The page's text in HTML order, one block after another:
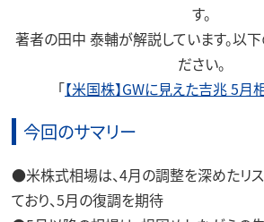
す。
著者の田中 泰輔が解説しています。以下
ださい。
「【米国株】GWに見えた吉兆 5月
今回のサマリー
●米株式相場は、4月の調整を深めたリ
ており、5月の復調を期待